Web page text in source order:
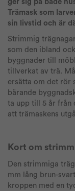
ger sig på både
Trämask som
sin livstid och är
Strimmig
som den ibland
byggnader till
tillverkat av trä.
ersätta om det rör
bärande
ta upp till 5 år från
att trämaskens
Kort om
Den strimmiga
mm lång brun-
kroppen med en